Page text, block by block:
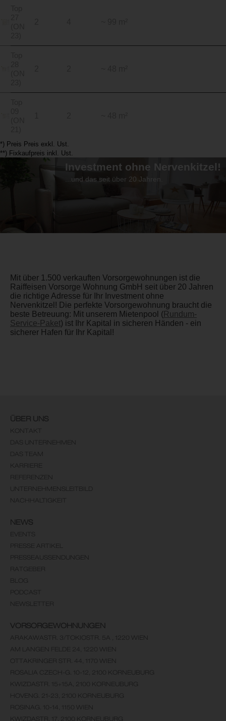
*) Preis Preis exkl. Ust.
**) Fixkaufpreis inkl. Ust.
Investment ohne Nervenkitzel!
...und das seit über 20 Jahren.
Mit über 1.500 verkauften Vorsorgewohnungen ist die
Raiffeisen Vorsorge Wohnung GmbH seit über 20 Jahren
die richtige Adresse für Ihr Investment ohne
Nervenkitzel! Die perfekte Vorsorgewohnung braucht die
beste Betreuung: Mit unserem Mietenpool (Rundum-
Service-Paket) ist Ihr Kapital in sicheren Händen - ein
sicherer Hafen für Ihr Kapital!
ÜBER UNS
KONTAKT
DAS UNTERNEHMEN
DAS TEAM
KARRIERE
REFERENZEN
UNTERNEHMENSLEITBILD
NACHHALTIGKEIT
NEWS
EVENTS
PRESSE ARTIKEL
PRESSEAUSSENDUNGEN
RATGEBER
BLOG
PODCAST
NEWSLETTER
VORSORGEWOHNUNGEN
ARAKAWASTR. 3/TOKIOSTR. 5A , 1220 WIEN
AM LANGEN FELDE 24, 1220 WIEN
OTTAKRINGER STR. 44, 1170 WIEN
ROSALIA CZECH-G. 10-12, 2100 KORNEUBURG
KWIZDASTR. 15+15A, 2100 KORNEUBURG
HOVENG. 21-23, 2100 KORNEUBURG
ROSINAG. 10-14, 1150 WIEN
KWIZDASTR. 17, 2100 KORNEUBURG